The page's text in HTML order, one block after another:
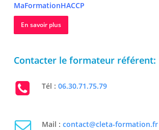
MaFormationHACCP
En savoir plus
Contacter le formateur référent:
Tél :06.30.71.75.79
Mail :contact@cleta-formation.fr